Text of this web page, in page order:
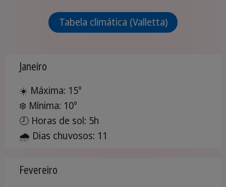
Tabela climática (Valletta)
Janeiro
☀️ Máxima: 15°
❄️ Mínima: 10°
🕗 Horas de sol: 5h
🌧️ Dias chuvosos: 11
Fevereiro